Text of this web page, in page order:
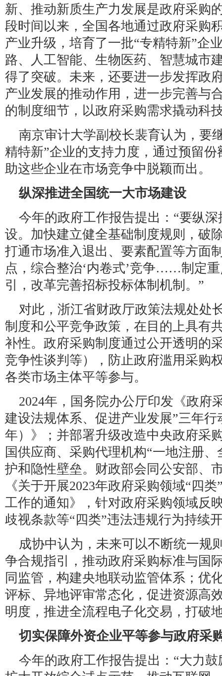
新、推动新质生产力发展是政府采购
段时间以来，全国各地通过政府采购
产业升级，培育了一批“专精特新”企
路、人工智能、生物医药、智慧城市
得了突破。未来，还要进一步发挥政
产业发展的推动作用，进一步完善与
的制度细节，以政府采购需求撬动科
南京审计大学副校长裴育认为，要
精特新”企业的支持力度，通过预留
助这些企业在市场竞争中脱颖而出。
纵深推进全国统一大市场建设
今年的政府工作报告提出：“要纵
设。加快建立健全基础制度规则，破
打通市场准入退出、要素配置等方面
点，综合整治‘内卷式’竞争……制定
引，改革完善招标投标体制机制。”
对此，浙江省财政厅政策法规处处
制度和公平竞争政策，在目的上具有
补性。政府采购制度通过公开透明的
竞争性谈判等），防止政府滥用采购
各类市场主体平等参与。
2024年，国务院办公厅印发《政府
建设法规体系、促进产业发展”三年
年）》；并部署升级改造中央政府采
国供应商、采购代理机构“一地注册
护和隐性壁垒。财政部会同公安部、
《关于开展2023年政府采购领域“四
工作的通知》，针对政府采购领域反
歧视条款等“四类”违法违规行为持续
成协中认为，未来可以不断统一规
争合规指引，推动政府采购标准与国
同监管，构建央地联动监管体系；优
评标、异地评审常态化，促进资源高
明度，推进全流程电子化交易，打破
切实保障外资企业平等参与政府采
今年的政府工作报告提出：“大力